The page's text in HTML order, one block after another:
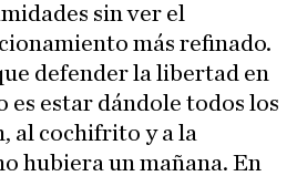
sin ver el
más refinado.
defender la libertad en
es estar dándole todos los
al cochifrito y a la
hubiera un mañana. En